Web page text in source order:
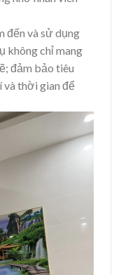
đến và sử dụng
không chỉ mang
đảm bảo tiêu
và thời gian để